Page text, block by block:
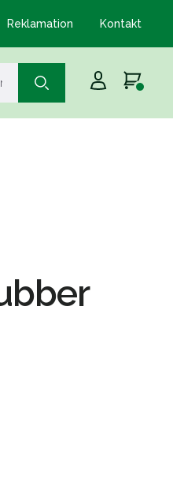
Reklamation Kontakt